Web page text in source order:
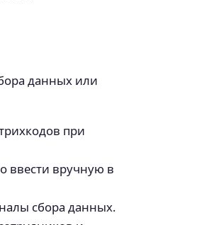
данных или
при
ввести вручную в
сбора данных.